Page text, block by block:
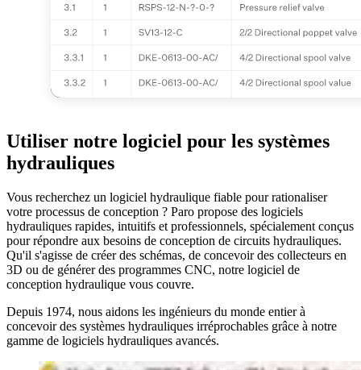
Utiliser notre logiciel pour les systèmes
hydrauliques
Vous recherchez un logiciel hydraulique fiable pour rationaliser
votre processus de conception ? Paro propose des logiciels
hydrauliques rapides, intuitifs et professionnels, spécialement conçus
pour répondre aux besoins de conception de circuits hydrauliques.
Qu'il s'agisse de créer des schémas, de concevoir des collecteurs en
3D ou de générer des programmes CNC, notre logiciel de
conception hydraulique vous couvre.
Depuis 1974, nous aidons les ingénieurs du monde entier à
concevoir des systèmes hydrauliques irréprochables grâce à notre
gamme de logiciels hydrauliques avancés.